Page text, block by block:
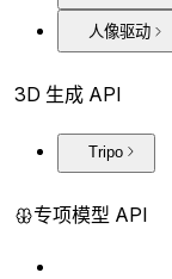
人像驱动
3D 生成 API
Tripo
专项模型 API